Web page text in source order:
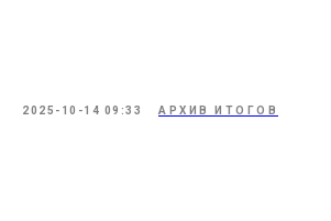
2025-10-14 09:33 АРХИВ ИТОГОВ